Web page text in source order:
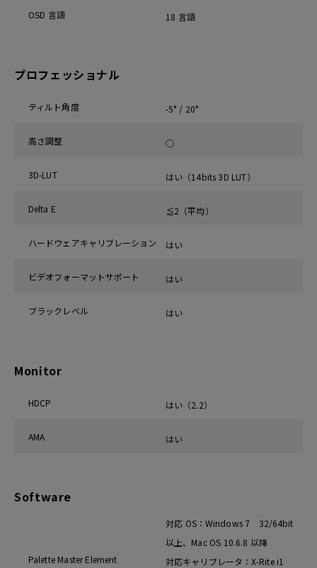
OSD 言語 18 言語
プロフェッショナル
ティルト角度 -5° / 20°
高さ調整 ○
3D-LUT はい（14bits 3D LUT）
Delta E ≦2（平均）
ハードウェアキャリブレーション はい
ビデオフォーマットサポート はい
ブラックレベル はい
Monitor
HDCP はい（2.2）
AMA はい
Software
Palette Master Element
対応 OS：Windows 7 32/64bit
以上、Mac OS 10.6.8 以降
対応キャリブレータ：X-Rite i1